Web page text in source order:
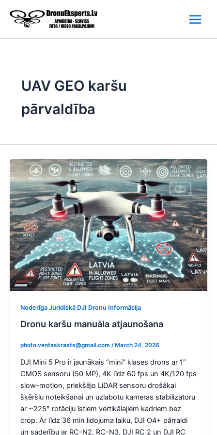
content
UAV GEO karšu
pārvaldība
Noderīga Juridiskā DJI Dronu Informācija
Dronu karšu manuāla atjaunošana
photo.ventaskrasts@gmail.com / March 24, 2026
DJI Mini 5 Pro ir jaunākais “mini” klases drons ar 1″
CMOS sensoru (50 MP), 4K līdz 60 fps un 4K/120 fps
slow-motion, priekšējo LiDAR sensoru drošākai
šķēršļu noteikšanai un uzlabotu kameras stabilizatoru
ar ~225° rotāciju īstiem vertikālajiem kadriem bez
crop. Ar līdz 36 min lidojuma laiku, DJI O4+ pārraidi
un saderību ar RC-N2, RC-N3, DJI RC 2 un DJI RC